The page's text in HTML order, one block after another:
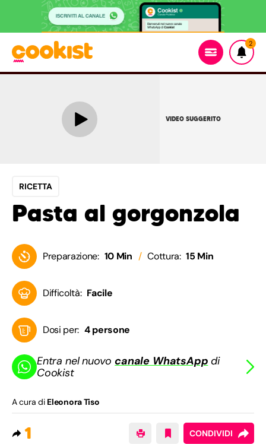
2
VIDEO SUGGERITO
RICETTA
Pasta al gorgonzola
Preparazione: 10 Min Cottura: 15 Min
Difficoltà: Facile
Dosi per: 4 persone
Entra nel nuovocanale WhatsApp di
Cookist
A cura di Eleonora Tiso
1 CONDIVIDI